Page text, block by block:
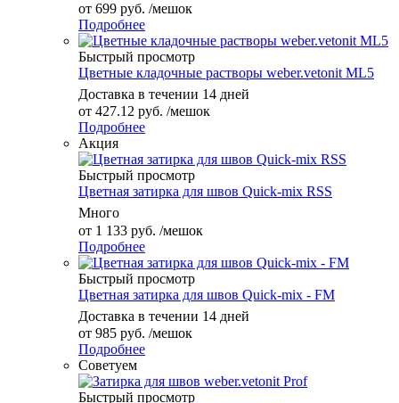
от 699 руб. /мешок
Подробнее
Быстрый просмотр
Цветные кладочные растворы weber.vetonit ML5
Доставка в течении 14 дней
от 427.12 руб. /мешок
Подробнее
Акция
Быстрый просмотр
Цветная затирка для швов Quick-mix RSS
Много
от 1 133 руб. /мешок
Подробнее
Быстрый просмотр
Цветная затирка для швов Quick-mix - FM
Доставка в течении 14 дней
от 985 руб. /мешок
Подробнее
Советуем
Быстрый просмотр